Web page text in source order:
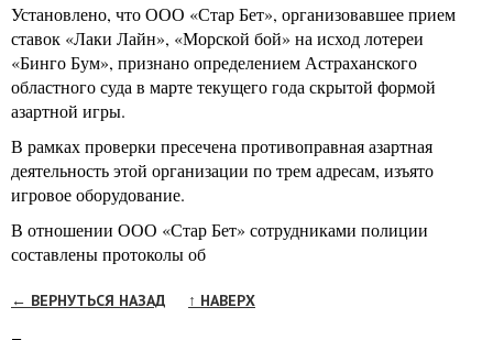
Установлено, что ООО «Стар Бет», организовавшее прием
ставок «Лаки Лайн», «Морской бой» на исход лотереи
«Бинго Бум», признано определением Астраханского
областного суда в марте текущего года скрытой формой
азартной игры.
В рамках проверки пресечена противоправная азартная
деятельность этой организации по трем адресам, изъято
игровое оборудование.
В отношении ООО «Стар Бет» сотрудниками полиции
составлены протоколы об
← ВЕРНУТЬСЯ НАЗАД ↑ НАВЕРХ